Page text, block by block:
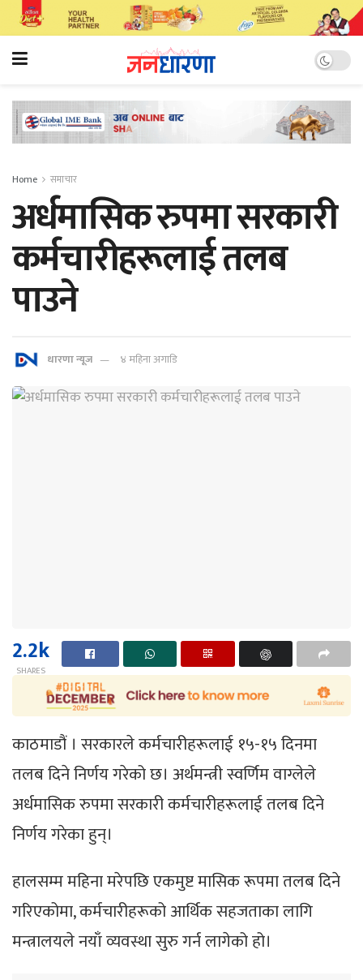
Home समाचार
अर्धमासिक रुपमा सरकारी
कर्मचारीहरूलाई तलब
पाउने
धारणा न्यूज ४ महिना अगाडि
2.2k
SHARES
​काठमाडौं । सरकारले कर्मचारीहरूलाई १५-१५ दिनमा
तलब दिने निर्णय गरेको छ। अर्थमन्त्री स्वर्णिम वाग्लेले
अर्धमासिक रुपमा सरकारी कर्मचारीहरूलाई तलब दिने
निर्णय गरेका हुन्।
​हालसम्म महिना मरेपछि एकमुष्ट मासिक रूपमा तलब दिने
गरिएकोमा, कर्मचारीहरूको आर्थिक सहजताका लागि
मन्त्रालयले नयाँ व्यवस्था सुरु गर्न लागेको हो।